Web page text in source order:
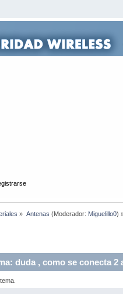
» Antenas (Moderador: Miguelillo0)
duda , como se conecta